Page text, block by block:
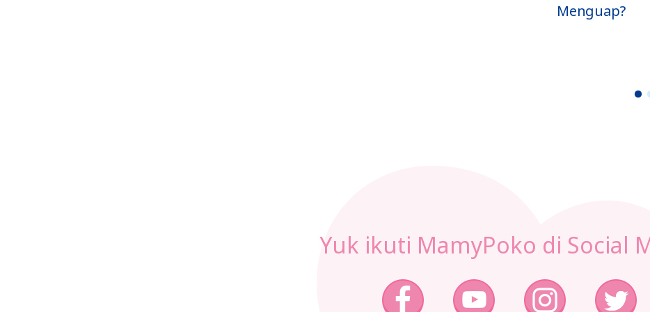
Menguap?
1
Yuk ikuti MamyPoko di Social